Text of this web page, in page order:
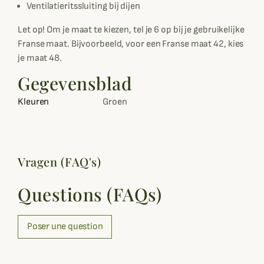
Ventilatieritssluiting bij dijen
Let op! Om je maat te kiezen, tel je 6 op bij je gebruikelijke
Franse maat. Bijvoorbeeld, voor een Franse maat 42, kies
je maat 48.
Gegevensblad
Kleuren Groen
Vragen (FAQ's)
Questions (FAQs)
Poser une question